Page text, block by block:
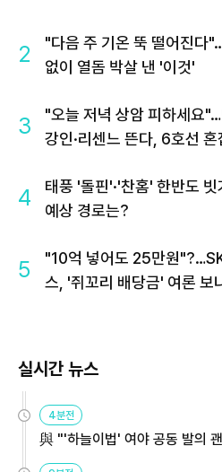
2
"다음 주 기온 뚝 떨어진다
없이 열돔 박살 낸 '이것'
3
"오늘 저녁 상암 피하세요"…
강인·리센느 뜬다, 6호선 혼
4
태풍 '돌핀'·'찬홈' 한반도
예상 경로는?
5
"10억 넣어도 25만원
스, '쥐꼬리 배당금' 여론 보
실시간 뉴스
4분전
與 "'하늘이법' 여야 공동 발의